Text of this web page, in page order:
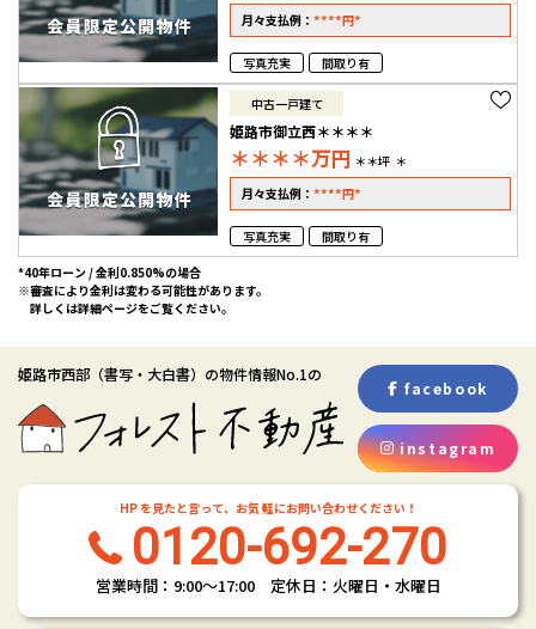
月々支払例：****円*
写真充実 間取り有
中古一戸建て
姫路市御立西＊＊＊＊
＊＊＊＊万円 ＊＊坪 ＊
月々支払例：****円*
写真充実
間取り有
*40年ローン / 金利0.850%の場合
※審査により金利は変わる可能性があります。
詳しくは詳細ページをご覧ください。
姫路市西部 （書写・大白書） の物件情報No.1の
facebook
instagram
HP を見たと言って、お気 軽にお問い合わせください！
0120-692-270
営業時間：9:00〜17:00 定休日：火曜日・水曜日